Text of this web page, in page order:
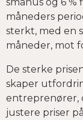
måneders
sterkt, med en
måneder, mot
De sterke
skaper
entreprenører,
justere priser